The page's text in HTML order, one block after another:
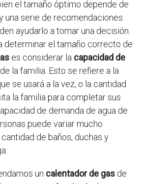
el tamaño óptimo depende de
una serie de recomendaciones
ayudarlo a tomar una decisión.
determinar el tamaño correcto de
es considerar la capacidad de
de la familia. Esto se refiere a la
se usará a la vez, o la cantidad
la familia para completar sus
de demanda de agua de
puede variar mucho
de baños, duchas y
un calentador de gas de